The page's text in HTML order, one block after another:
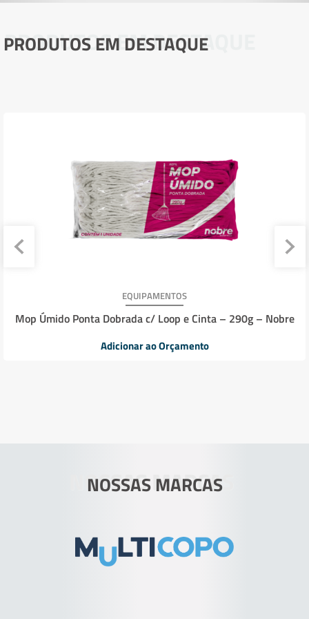
PRODUTOS EM DESTAQUE
PRODUTOS EM DESTAQUE
EQUIPAMENTOS
Mop Úmido Ponta Dobrada c/ Loop e Cinta – 290g – Nobre
Adicionar ao Orçamento
NOSSAS MARCAS
NOSSAS MARCAS